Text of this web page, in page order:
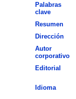
Palabras
clave
Resumen
Dirección
Autor
corporativo
Editorial
Idioma